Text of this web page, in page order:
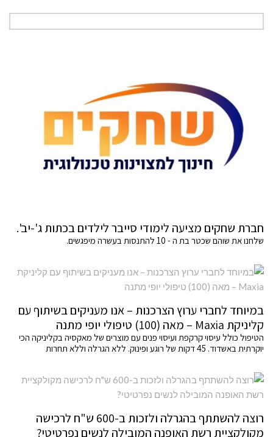
חברת שחקים מציעה לימודי סייבר לילדים בכתות ג'-יב'.
שלחנו את שוהם שכטר בת ה - 10 להתנסות בעשרה מיפגשים.
במיוחד לחברי ערוץ הצרכנות – אנו מעניקים בשיתוף עם
קליניקת Maxia – מאה (100) טיפולי יופי מתנה
הטיפול כולל עיסוי קרקפת ועיסוי פנים עם מוצרים של מאקסיה בקליניקה הכי
יוקרתית באשדוד. 45 דקות של רוגע ופינוק. ללא הגרלה וללא תחרות
רוצה להשתתף בהגרלה ולזכות ב-600 ש"ח לרכישה
מקולקציית רשת האופנה המובילה לנשים נפרטיטי?